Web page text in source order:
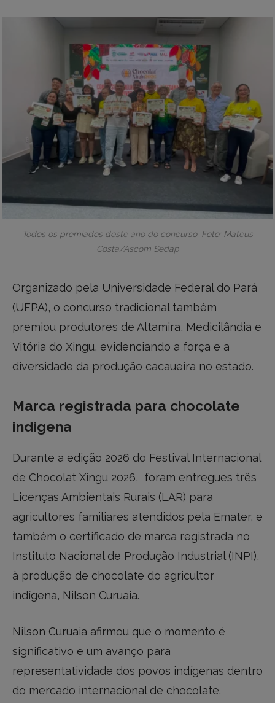
Todos os premiados deste ano do concurso. Foto: Mateus
Costa/Ascom Sedap
Organizado pela Universidade Federal do Pará
(UFPA), o concurso tradicional também
premiou produtores de Altamira, Medicilândia e
Vitória do Xingu, evidenciando a força e a
diversidade da produção cacaueira no estado.
Marca registrada para chocolate
indígena
Durante a edição 2026 do Festival Internacional
de Chocolat Xingu 2026, foram entregues três
Licenças Ambientais Rurais (LAR) para
agricultores familiares atendidos pela Emater, e
também o certificado de marca registrada no
Instituto Nacional de Produção Industrial (INPI),
à produção de chocolate do agricultor
indígena, Nilson Curuaia.
Nilson Curuaia afirmou que o momento é
significativo e um avanço para
representatividade dos povos indígenas dentro
do mercado internacional de chocolate.